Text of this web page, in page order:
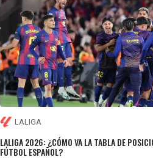
LALIGA
LALIGA 2026: ¿CÓMO VA LA TABLA DE
FÚTBOL ESPAÑOL?